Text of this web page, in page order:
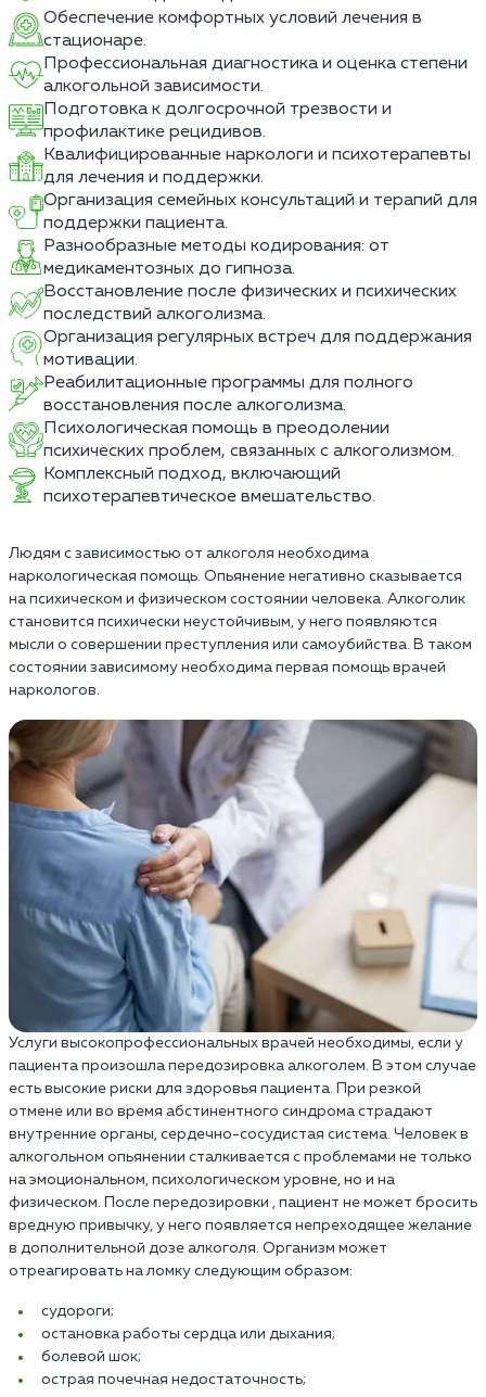
Обеспечение комфортных условий лечения в
стационаре.
Профессиональная диагностика и оценка степени
алкогольной зависимости.
Подготовка к долгосрочной трезвости и
профилактике рецидивов.
Квалифицированные наркологи и психотерапевты
для лечения и поддержки.
Организация семейных консультаций и терапий для
поддержки пациента.
Разнообразные методы кодирования: от
медикаментозных до гипноза.
Восстановление после физических и психических
последствий алкоголизма.
Организация регулярных встреч для поддержания
мотивации.
Реабилитационные программы для полного
восстановления после алкоголизма.
Психологическая помощь в преодолении
психических проблем, связанных с алкоголизмом.
Комплексный подход, включающий
психотерапевтическое вмешательство.
Людям с зависимостью от алкоголя необходима
наркологическая помощь. Опьянение негативно сказывается
на психическом и физическом состоянии человека. Алкоголик
становится психически неустойчивым, у него появляются
мысли о совершении преступления или самоубийства. В таком
состоянии зависимому необходима первая помощь врачей
наркологов.
Услуги высокопрофессиональных врачей необходимы, если у
пациента произошла передозировка алкоголем. В этом случае
есть высокие риски для здоровья пациента. При резкой
отмене или во время абстинентного синдрома страдают
внутренние органы, сердечно-сосудистая система. Человек в
алкогольном опьянении сталкивается с проблемами не только
на эмоциональном, психологическом уровне, но и на
физическом. После передозировки , пациент не может бросить
вредную привычку, у него появляется непреходящее желание
в дополнительной дозе алкоголя. Организм может
отреагировать на ломку следующим образом:
cудороги;
остановка работы сердца или дыхания;
болевой шок;
острая почечная недостаточность;